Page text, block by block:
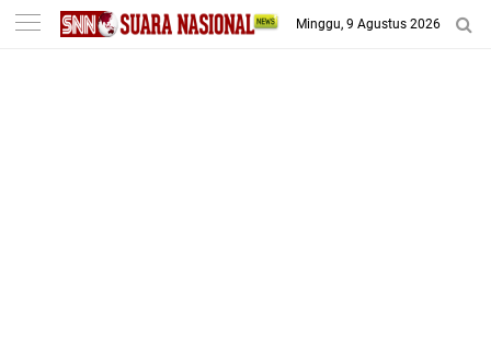
-->
Minggu, 9 Agustus 2026